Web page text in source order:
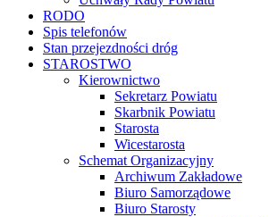
RODO
Spis telefonów
Stan przejezdności dróg
STAROSTWO
Kierownictwo
Sekretarz Powiatu
Skarbnik Powiatu
Starosta
Wicestarosta
Schemat Organizacyjny
Archiwum Zakładowe
Biuro Samorządowe
Biuro Starosty